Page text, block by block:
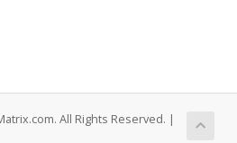
All Rights Reserved. |